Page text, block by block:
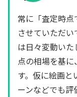
常に「査定時
させていただ
は日々変動い
点の相場を基
す。仮に絵画と
ーンなどでも評